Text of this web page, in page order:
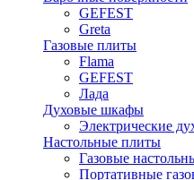
GEFEST
Greta
Газовые плиты
Flama
GEFEST
Лада
Духовые шкафы
Электрические
Настольные плиты
Газовые
Портативные